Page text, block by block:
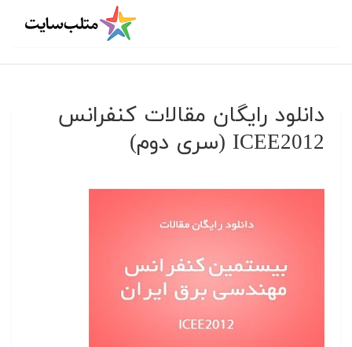
دانلود رایگان مقالات کنفرانس
ICEE2012 (سری دوم)